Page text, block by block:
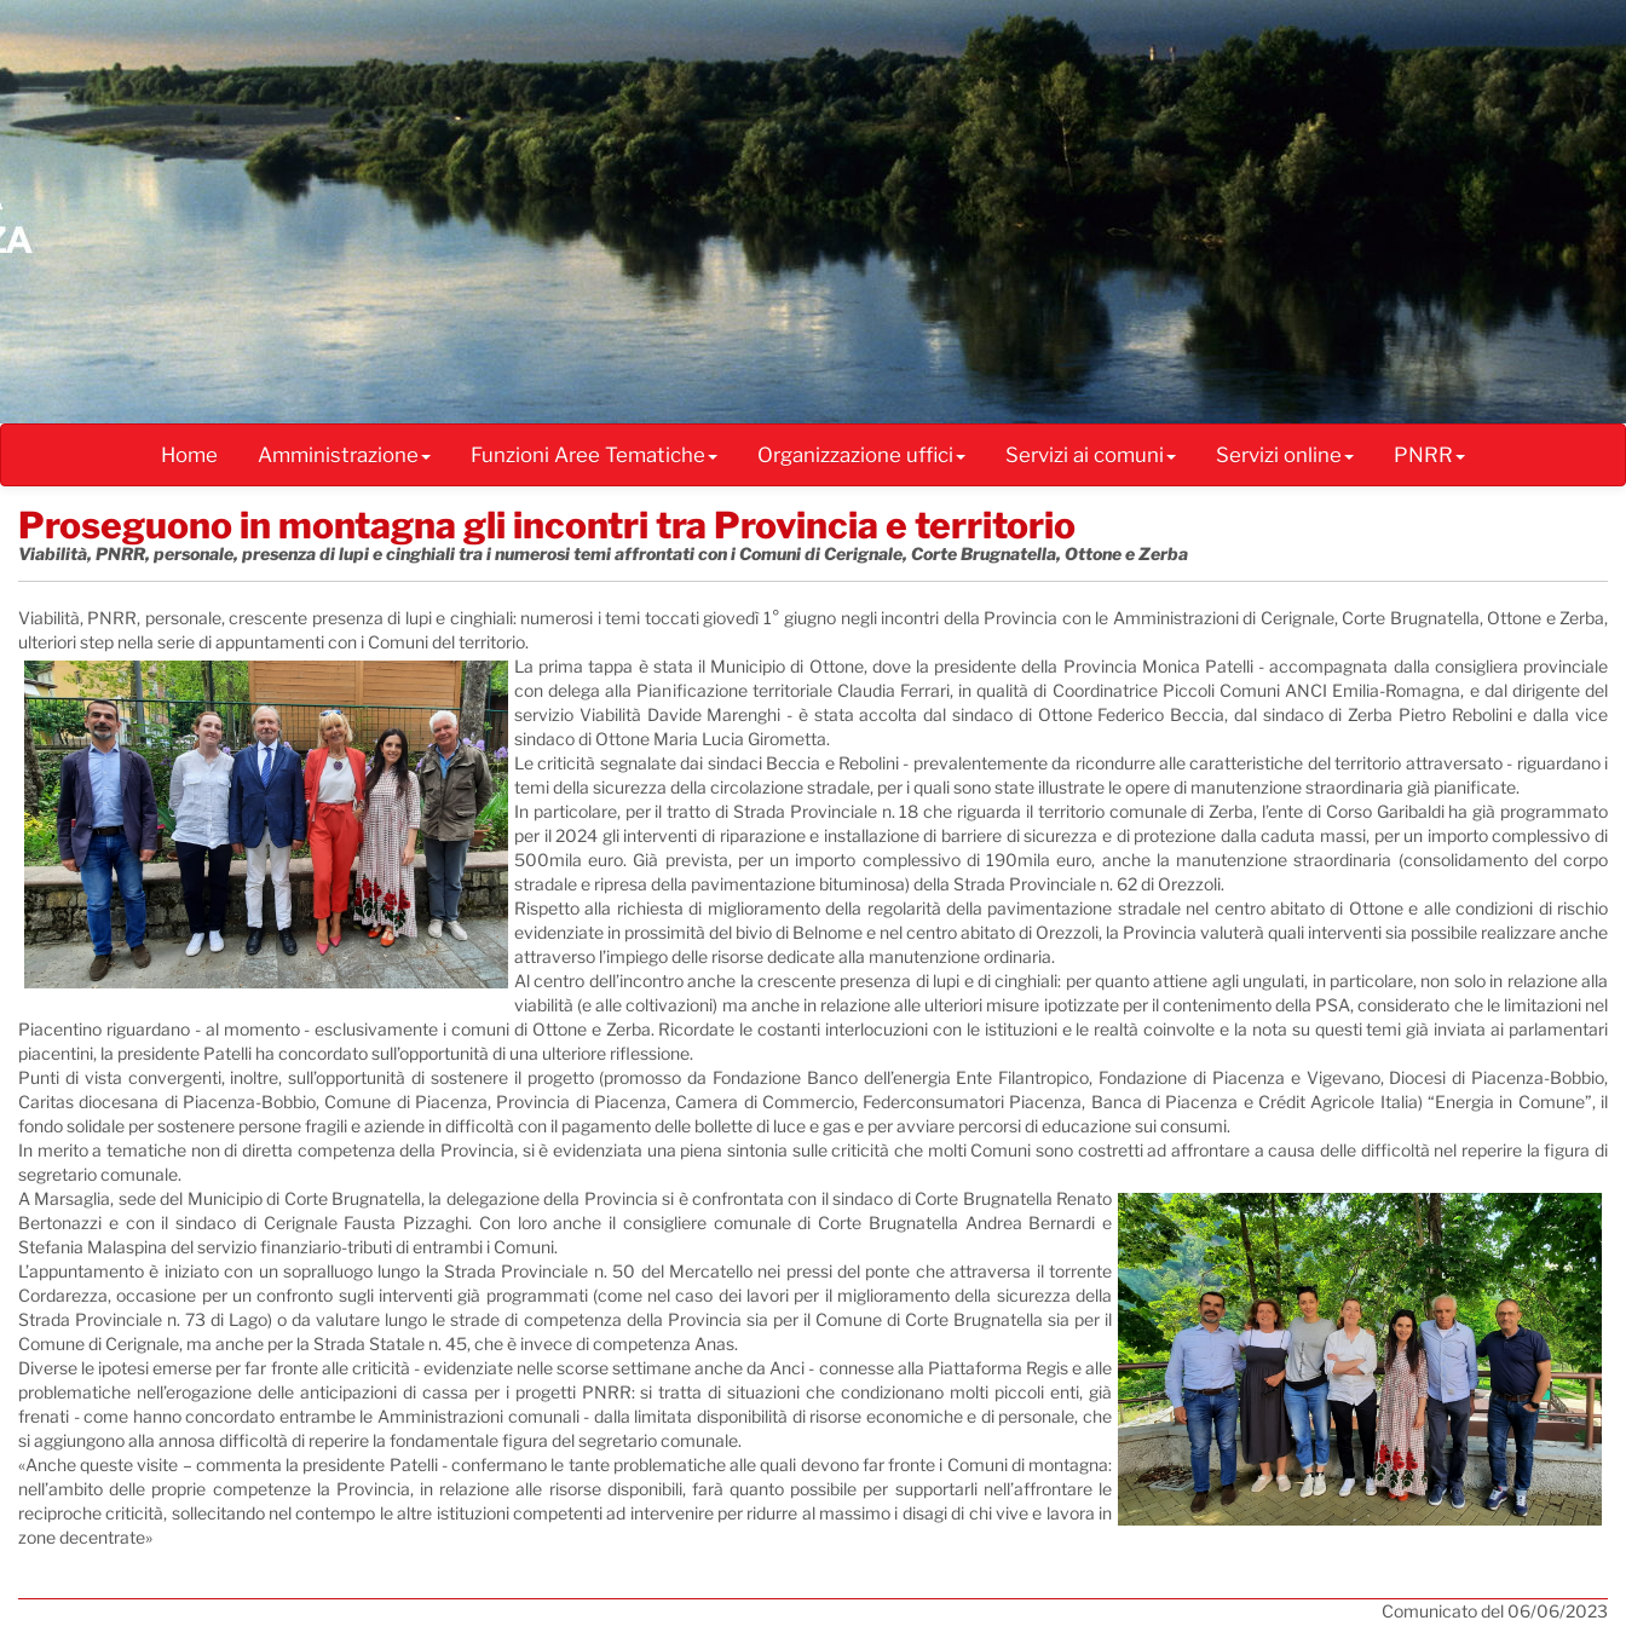
al
contenuto
principale
Home Amministrazione Funzioni Aree Tematiche Organizzazione uffici Servizi ai comuni Servizi online PNRR
​Proseguono in montagna gli incontri tra Provincia e territorio
Viabilità, PNRR, personale, presenza di lupi e cinghiali tra i numerosi temi affrontati con i Comuni di Cerignale, Corte Brugnatella, Ottone e Zerba
Viabilità, PNRR, personale, crescente presenza di lupi e cinghiali: numerosi i temi toccati giovedì 1° giugno negli incontri della Provincia con le Amministrazioni di Cerignale, Corte Brugnatella, Ottone e Zerba,
ulteriori step nella serie di appuntamenti con i Comuni del territorio.
La prima tappa è stata il Municipio di Ottone, dove la presidente della Provincia Monica Patelli - accompagnata dalla consigliera provinciale
con delega alla Pianificazione territoriale Claudia Ferrari, in qualità di Coordinatrice Piccoli Comuni ANCI Emilia-Romagna, e dal dirigente del
servizio Viabilità Davide Marenghi - è stata accolta dal sindaco di Ottone Federico Beccia, dal sindaco di Zerba Pietro Rebolini e dalla vice
sindaco di Ottone Maria Lucia Girometta.
Le criticità segnalate dai sindaci Beccia e Rebolini - prevalentemente da ricondurre alle caratteristiche del territorio attraversato - riguardano i
temi della sicurezza della circolazione stradale, per i quali sono state illustrate le opere di manutenzione straordinaria già pianificate.
In particolare, per il tratto di Strada Provinciale n. 18 che riguarda il territorio comunale di Zerba, l’ente di Corso Garibaldi ha già programmato
per il 2024 gli interventi di riparazione e installazione di barriere di sicurezza e di protezione dalla caduta massi, per un importo complessivo di
500mila euro. Già prevista, per un importo complessivo di 190mila euro, anche la manutenzione straordinaria (consolidamento del corpo
stradale e ripresa della pavimentazione bituminosa) della Strada Provinciale n. 62 di Orezzoli.
Rispetto alla richiesta di miglioramento della regolarità della pavimentazione stradale nel centro abitato di Ottone e alle condizioni di rischio
evidenziate in prossimità del bivio di Belnome e nel centro abitato di Orezzoli, la Provincia valuterà quali interventi sia possibile realizzare anche
attraverso l’impiego delle risorse dedicate alla manutenzione ordinaria.
Al centro dell’incontro anche la crescente presenza di lupi e di cinghiali: per quanto attiene agli ungulati, in particolare, non solo in relazione alla
viabilità (e alle coltivazioni) ma anche in relazione alle ulteriori misure ipotizzate per il contenimento della PSA, considerato che le limitazioni nel
Piacentino riguardano - al momento - esclusivamente i comuni di Ottone e Zerba. Ricordate le costanti interlocuzioni con le istituzioni e le realtà coinvolte e la nota su questi temi già inviata ai parlamentari
piacentini, la presidente Patelli ha concordato sull’opportunità di una ulteriore riflessione.
Punti di vista convergenti, inoltre, sull’opportunità di sostenere il progetto (promosso da Fondazione Banco dell’energia Ente Filantropico, Fondazione di Piacenza e Vigevano, Diocesi di Piacenza-Bobbio,
Caritas diocesana di Piacenza-Bobbio, Comune di Piacenza, Provincia di Piacenza, Camera di Commercio, Federconsumatori Piacenza, Banca di Piacenza e Crédit Agricole Italia) “Energia in Comune”, il
fondo solidale per sostenere persone fragili e aziende in difficoltà con il pagamento delle bollette di luce e gas e per avviare percorsi di educazione sui consumi.
In merito a tematiche non di diretta competenza della Provincia, si è evidenziata una piena sintonia sulle criticità che molti Comuni sono costretti ad affrontare a causa delle difficoltà nel reperire la figura di
segretario comunale.
A Marsaglia, sede del Municipio di Corte Brugnatella, la delegazione della Provincia si è confrontata con il sindaco di Corte Brugnatella Renato
Bertonazzi e con il sindaco di Cerignale Fausta Pizzaghi. Con loro anche il consigliere comunale di Corte Brugnatella Andrea Bernardi e
Stefania Malaspina del servizio finanziario-tributi di entrambi i Comuni.
L’appuntamento è iniziato con un sopralluogo lungo la Strada Provinciale n. 50 del Mercatello nei pressi del ponte che attraversa il torrente
Cordarezza, occasione per un confronto sugli interventi già programmati (come nel caso dei lavori per il miglioramento della sicurezza della
Strada Provinciale n. 73 di Lago) o da valutare lungo le strade di competenza della Provincia sia per il Comune di Corte Brugnatella sia per il
Comune di Cerignale, ma anche per la Strada Statale n. 45, che è invece di competenza Anas.
Diverse le ipotesi emerse per far fronte alle criticità - evidenziate nelle scorse settimane anche da Anci - connesse alla Piattaforma Regis e alle
problematiche nell’erogazione delle anticipazioni di cassa per i progetti PNRR: si tratta di situazioni che condizionano molti piccoli enti, già
frenati - come hanno concordato entrambe le Amministrazioni comunali - dalla limitata disponibilità di risorse economiche e di personale, che
si aggiungono alla annosa difficoltà di reperire la fondamentale figura del segretario comunale.
«Anche queste visite – commenta la presidente Patelli - confermano le tante problematiche alle quali devono far fronte i Comuni di montagna:
nell’ambito delle proprie competenze la Provincia, in relazione alle risorse disponibili, farà quanto possibile per supportarli nell’affrontare le
reciproche criticità, sollecitando nel contempo le altre istituzioni competenti ad intervenire per ridurre al massimo i disagi di chi vive e lavora in
zone decentrate»
Comunicato del 06/06/2023